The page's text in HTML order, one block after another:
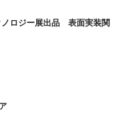
ロジー展出品 表面実装関